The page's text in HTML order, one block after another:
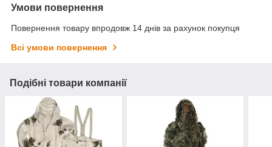
Умови повернення
Повернення товару впродовж 14 днів за рахунок покупця
Всі умови повернення
Подібні товари компанії